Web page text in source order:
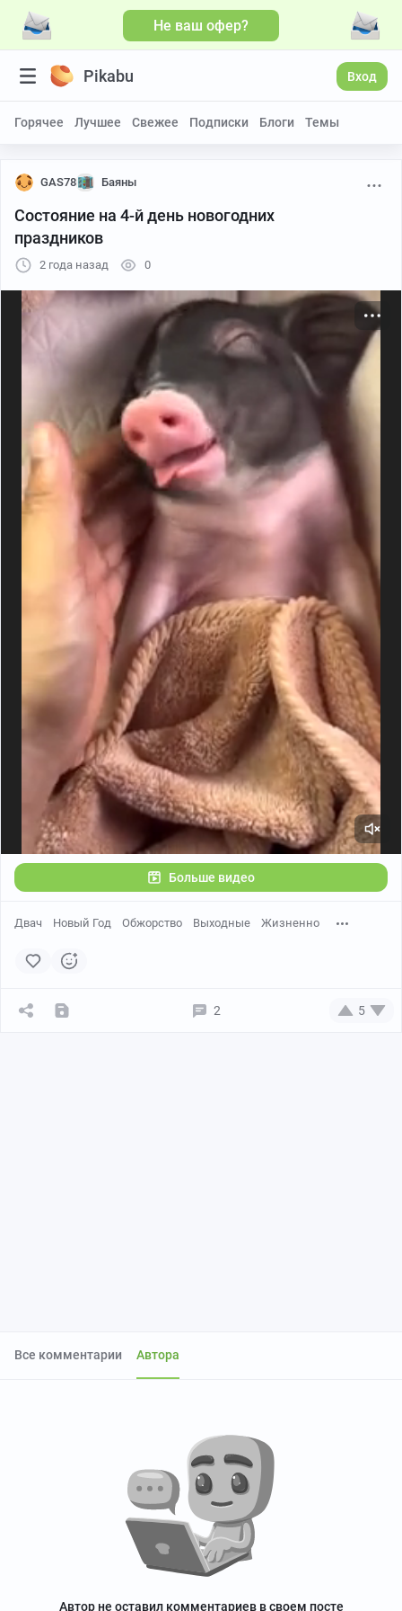
Не ваш офер?
Pikabu Вход
Горячее Лучшее Свежее Подписки Блоги Темы
GAS78 Баяны
Состояние на 4-й день новогодних
праздников
2 года назад 0
Больше видео
Двач Новый Год Обжорство Выходные Жизненно
2 5
Все комментарии Автора
Автор не оставил комментариев в своем посте
Больше видео